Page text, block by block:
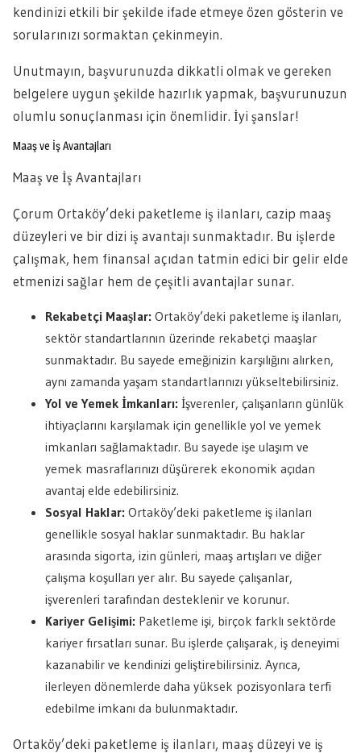
kendinizi etkili bir şekilde ifade etmeye özen gösterin ve
sorularınızı sormaktan çekinmeyin.
Unutmayın, başvurunuzda dikkatli olmak ve gereken
belgelere uygun şekilde hazırlık yapmak, başvurunuzun
olumlu sonuçlanması için önemlidir. İyi şanslar!
Maaş ve İş Avantajları
Maaş ve İş Avantajları
Çorum Ortaköy’deki paketleme iş ilanları, cazip maaş
düzeyleri ve bir dizi iş avantajı sunmaktadır. Bu işlerde
çalışmak, hem finansal açıdan tatmin edici bir gelir elde
etmenizi sağlar hem de çeşitli avantajlar sunar.
Rekabetçi Maaşlar: Ortaköy’deki paketleme iş ilanları,
sektör standartlarının üzerinde rekabetçi maaşlar
sunmaktadır. Bu sayede emeğinizin karşılığını alırken,
aynı zamanda yaşam standartlarınızı yükseltebilirsiniz.
Yol ve Yemek İmkanları: İşverenler, çalışanların günlük
ihtiyaçlarını karşılamak için genellikle yol ve yemek
imkanları sağlamaktadır. Bu sayede işe ulaşım ve
yemek masraflarınızı düşürerek ekonomik açıdan
avantaj elde edebilirsiniz.
Sosyal Haklar: Ortaköy’deki paketleme iş ilanları
genellikle sosyal haklar sunmaktadır. Bu haklar
arasında sigorta, izin günleri, maaş artışları ve diğer
çalışma koşulları yer alır. Bu sayede çalışanlar,
işverenleri tarafından desteklenir ve korunur.
Kariyer Gelişimi: Paketleme işi, birçok farklı sektörde
kariyer fırsatları sunar. Bu işlerde çalışarak, iş deneyimi
kazanabilir ve kendinizi geliştirebilirsiniz. Ayrıca,
ilerleyen dönemlerde daha yüksek pozisyonlara terfi
edebilme imkanı da bulunmaktadır.
Ortaköy’deki paketleme iş ilanları, maaş düzeyi ve iş